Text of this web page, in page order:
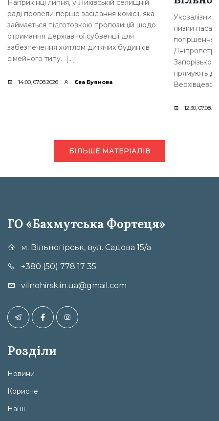
Наприкінці липня, у Лихівській селищній
раді провели перше засідання комісії, яка
займається підготовкою пропозицій щодо
отримання державної субвенції для
забезпечення житлом дитячих будинків
сімейного типу. […]
14:00, 07.08.2026 Єва Буянова
низки
погіршення
прямують до
12:30,
БІЛЬШЕ МАТЕРІАЛІВ
ГО «Бахмутська Фортеця»
м. Вільногірськ, вул. Садова 15/а
+380 (50) 778 17 35
vilnohirsk.in.ua@gmail.com
Розділи
Новини
Корисне
Наші